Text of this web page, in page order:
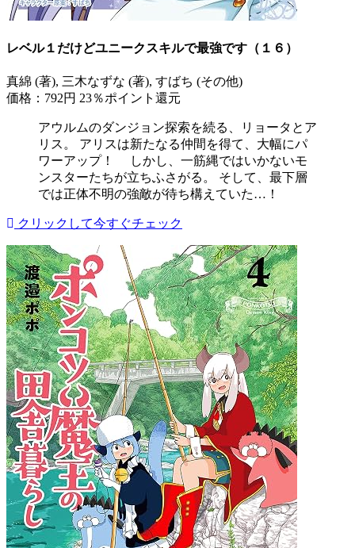
レベル１だけどユニークスキルで最強です（１６）
真綿 (著), 三木なずな (著), すばち (その他)
価格：792円 23％ポイント還元
アウルムのダンジョン探索を続る、リョータとア
リス。 アリスは新たなる仲間を得て、大幅にパ
ワーアップ！ しかし、一筋縄ではいかないモ
ンスターたちが立ちふさがる。 そして、最下層
では正体不明の強敵が待ち構えていた…！
クリックして今すぐチェック